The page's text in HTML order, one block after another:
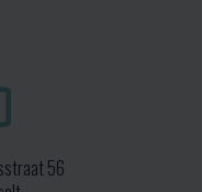
56